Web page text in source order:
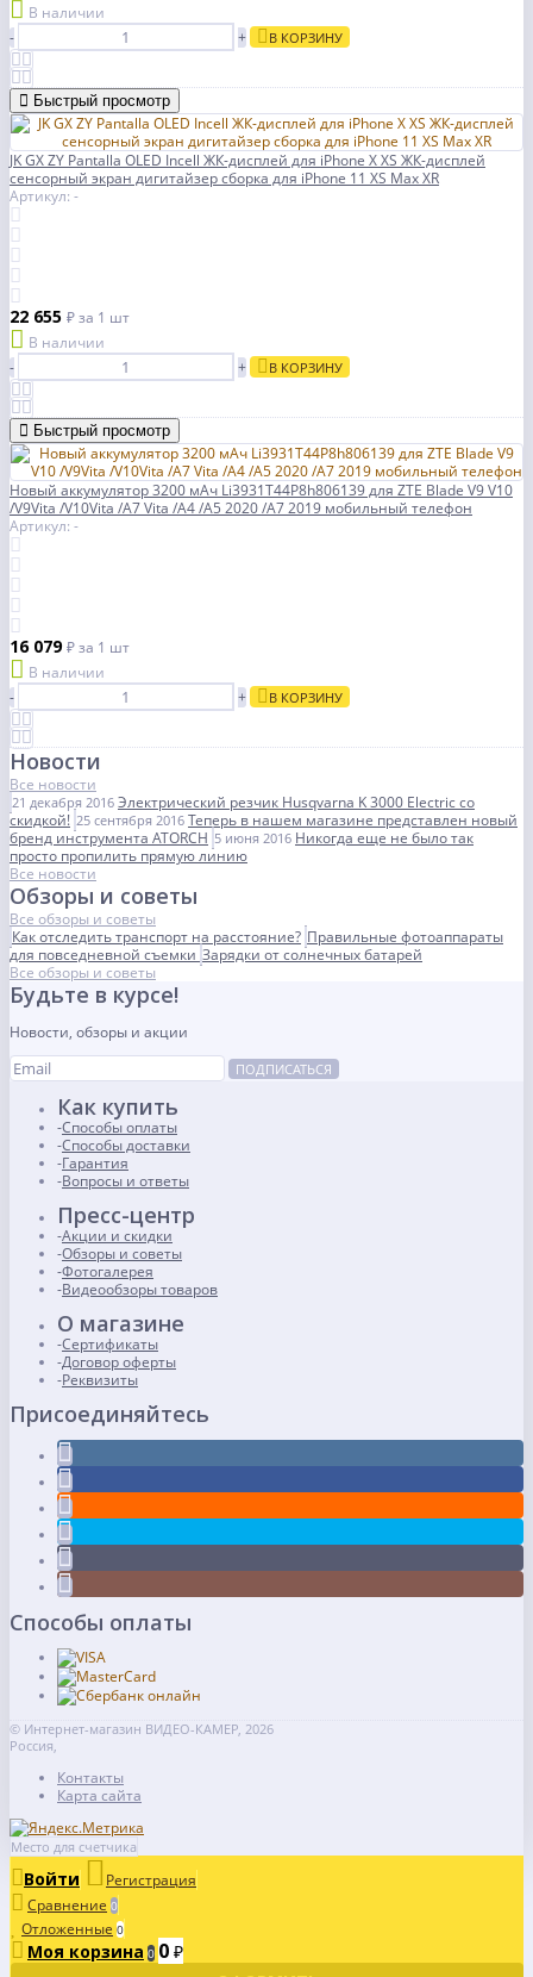
В наличии
-
+ В КОРЗИНУ
Быстрый просмотр
JK GX ZY Pantalla OLED Incell ЖК-дисплей для iPhone X XS ЖК-дисплей
сенсорный экран дигитайзер сборка для iPhone 11 XS Max XR
Артикул: -
22 655 ₽за 1 шт
В наличии
-
+ В КОРЗИНУ
Быстрый просмотр
Новый аккумулятор 3200 мАч Li3931T44P8h806139 для ZTE Blade V9 V10
/V9Vita /V10Vita /A7 Vita /A4 /A5 2020 /A7 2019 мобильный телефон
Артикул: -
16 079₽за 1 шт
В наличии
-
+ В КОРЗИНУ
Новости
Все новости
21 декабря 2016 Электрический резчик Husqvarna K 3000 Electric со
скидкой! 25 сентября 2016 Теперь в нашем магазине представлен новый
бренд инструмента ATORCH 5 июня 2016 Никогда еще не было так
просто пропилить прямую линию
Все новости
Обзоры и советы
Все обзоры и советы
Как отследить транспорт на расстояние? Правильные фотоаппараты
для повседневной съемки Зарядки от солнечных батарей
Все обзоры и советы
Будьте в курсе!
Новости, обзоры и акции
ПОДПИСАТЬСЯ
Как купить
Способы оплаты
Способы доставки
Гарантия
Вопросы и ответы
Пресс-центр
Акции и скидки
Обзоры и советы
Фотогалерея
Видеообзоры товаров
О магазине
Сертификаты
Договор оферты
Реквизиты
Присоединяйтесь
Способы оплаты
© Интернет-магазин ВИДЕО-КАМЕР, 2026
Россия,
Контакты
Карта сайта
Место для счетчика
Войти
Регистрация
Сравнение 0
Отложенные 0
Моя корзина 0 0 ₽